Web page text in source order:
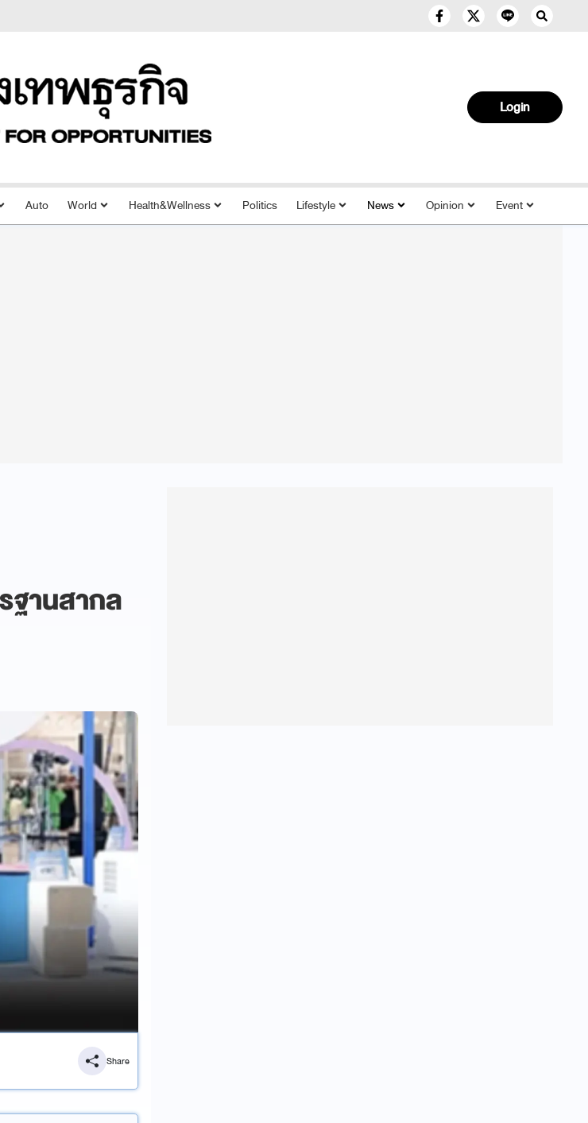
Login
Auto World Health&Wellness Politics Lifestyle News Opinion Event
ฐานสากล
Share